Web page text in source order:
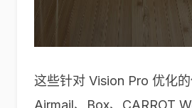
这些针对 Vision Pro 优化
Airmail、Box、CARROT